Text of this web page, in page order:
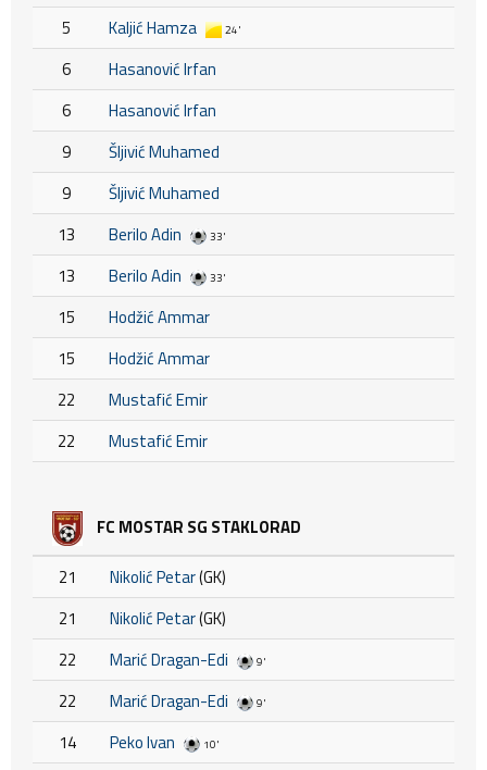
5 Kaljić Hamza 24'
6
Hasanović Irfan
6
Hasanović Irfan
9
Šljivić Muhamed
9
Šljivić Muhamed
13
Berilo Adin 33'
13 Berilo Adin 33'
15
Hodžić Ammar
15
Hodžić Ammar
22
Mustafić Emir
22
Mustafić Emir
FC MOSTAR SG STAKLORAD
21 Nikolić Petar(GK)
21
Nikolić Petar(GK)
22
Marić Dragan-Edi 9'
22 Marić Dragan-Edi 9'
14 Peko Ivan 10'